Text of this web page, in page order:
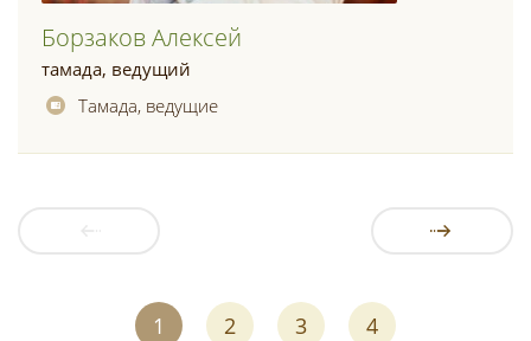
Борзаков Алексей
тамада, ведущий
Тамада, ведущие
1 2 3 4